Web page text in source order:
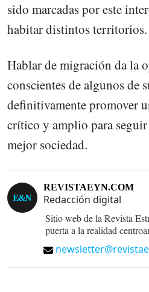
sido marcadas por este
habitar distintos territorios.
Hablar de migración da la
conscientes de algunos de
definitivamente promover
crítico y amplio para
mejor sociedad.
REVISTAEYN.COM
Redacción digital
Sitio web de la Revista
puerta a la realidad